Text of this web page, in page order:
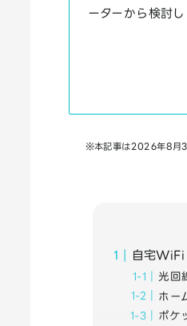
ーターから検討
※本記事は2026年8月3
自宅WiFi
光回
ホー
ポケ